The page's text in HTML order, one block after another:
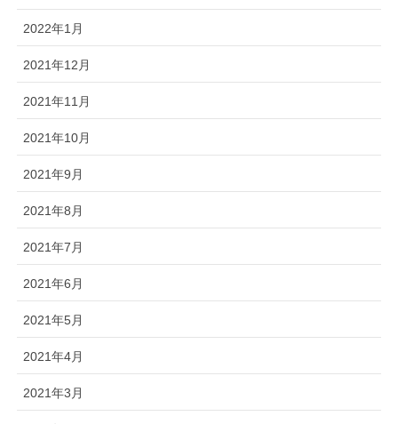
2022年1月
2021年12月
2021年11月
2021年10月
2021年9月
2021年8月
2021年7月
2021年6月
2021年5月
2021年4月
2021年3月